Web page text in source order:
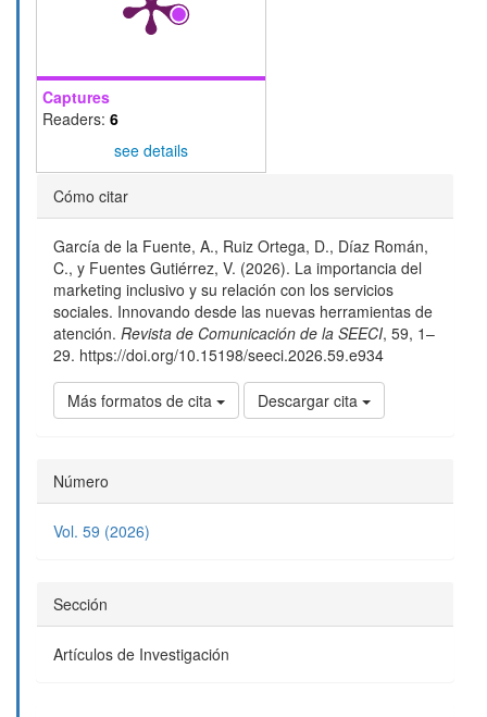
Captures
Readers: 6
see details
Detalles
del
artículo
Cómo citar
García de la Fuente, A., Ruiz Ortega, D., Díaz Román,
C., y Fuentes Gutiérrez, V. (2026). La importancia del
marketing inclusivo y su relación con los servicios
sociales. Innovando desde las nuevas herramientas de
atención. Revista de Comunicación de la SEECI, 59, 1–
29. https://doi.org/10.15198/seeci.2026.59.e934
Más formatos de cita Descargar cita
Número
Vol. 59 (2026)
Sección
Artículos de Investigación